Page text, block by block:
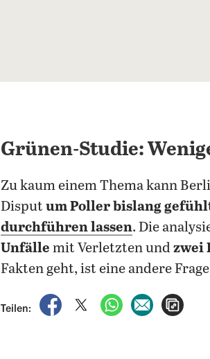
Grünen-Studie:
Zu kaum einem Thema kann
Disput um Poller bislang
durchführen lassen. Die
Unfälle mit Verletzten undzwei
Fakten geht, ist eine andere
Teilen:
auf Facebook teilen
auf X teilenper WhatsApp
per E-Mail